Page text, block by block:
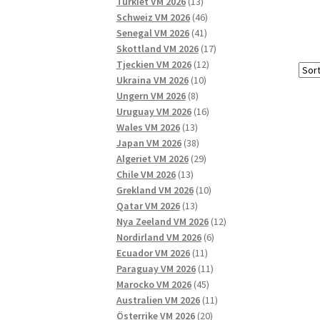
produkter
Schweiz VM 2026 4646
produkter
Senegal VM 2026 4141
produkter
Skottland VM 2026 1717
Tjeckien VM 2026 1212
produkter
Ukraina VM 2026 1010
Ungern VM 2026 88
produkter
Uruguay VM 2026 1616
Wales VM 2026 1313
produkter
Japan VM 2026 3838
produkter
Algeriet VM 2026 2929
Chile VM 2026 1313
produkter
Grekland VM 2026 1010
Qatar VM 2026 1313
produkter
Nya Zeeland VM 2026 1212
Nordirland VM 2026 66
Ecuador VM 2026 1111
produkter
Paraguay VM 2026 1111
Marocko VM 2026 4545
produkter
Australien VM 2026 1111
Österrike VM 2026 2020